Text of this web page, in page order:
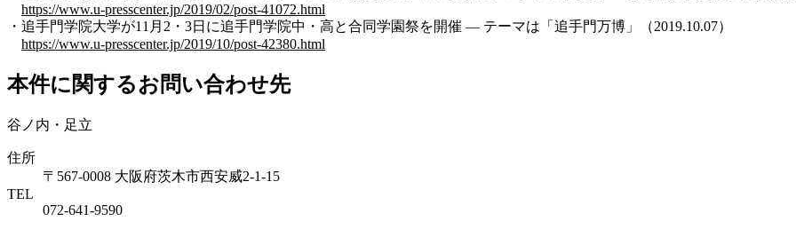
https://www.u-presscenter.jp/2019/02/post-41072.html
・追手門学院大学が11月2・3日に追手門学院中・高と合同学園祭を開催 — テーマは「追手門万博」（2019.10.07）
https://www.u-presscenter.jp/2019/10/post-42380.html
本件に関するお問い合わせ先
谷ノ内・足立
住所
〒567-0008 大阪府茨木市西安威2-1-15
TEL
072-641-9590